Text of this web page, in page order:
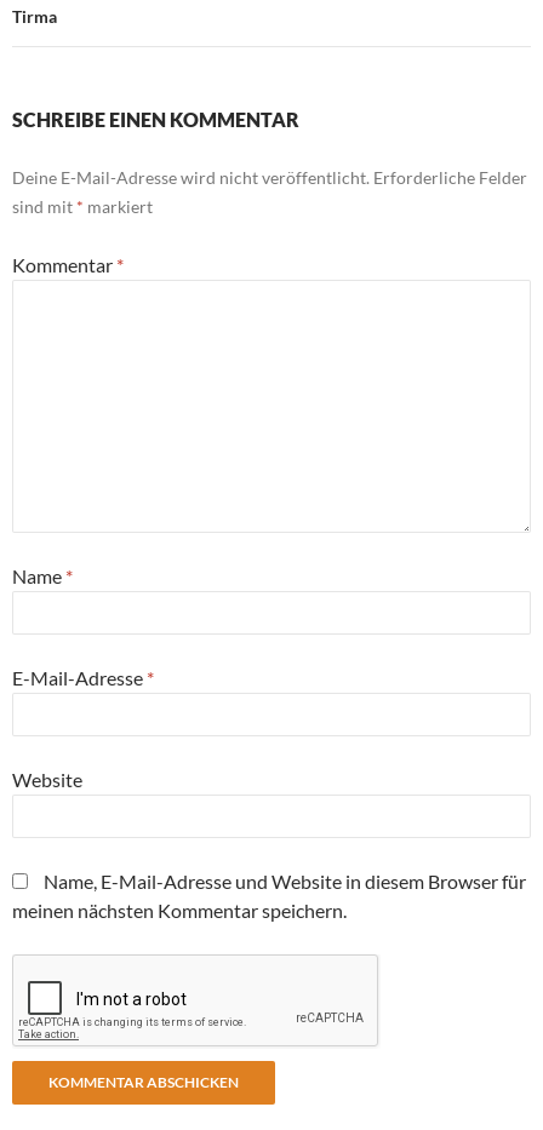
Tirma
SCHREIBE EINEN KOMMENTAR
Deine E-Mail-Adresse wird nicht veröffentlicht. Erforderliche Felder
sind mit * markiert
Kommentar *
Name *
E-Mail-Adresse *
Website
Name, E-Mail-Adresse und Website in diesem Browser für
meinen nächsten Kommentar speichern.